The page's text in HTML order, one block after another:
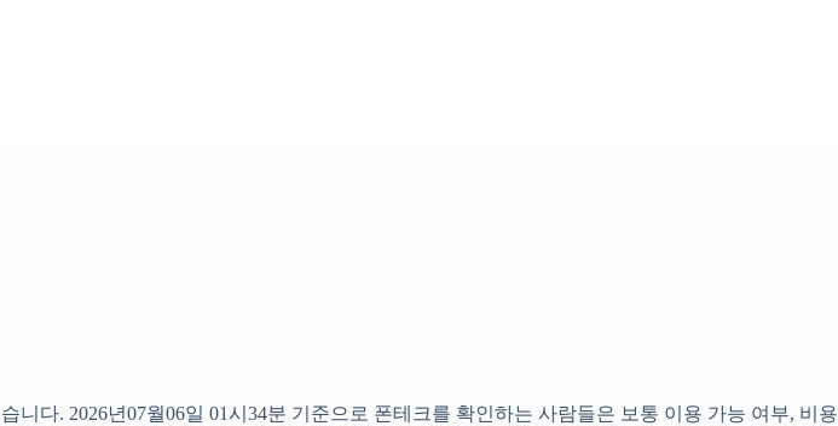
다. 2026년07월06일 01시34분 기준으로 폰테크를 확인하는 사람들은 보통 이용 가능 여부, 비용